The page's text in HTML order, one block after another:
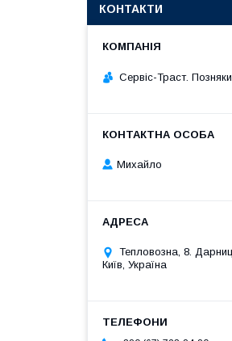
КОНТАКТИ
Сервіс-Траст. Позняки
Михайло
Тепловозна, 8.
Київ, Україна